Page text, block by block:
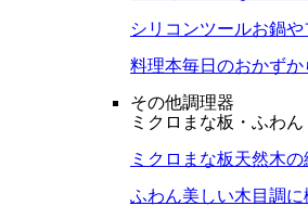
シリコンツールお鍋
料理本毎日のおかず
その他調理器
ミクロまな板・ふわん
ミクロまな板天然木
ふわん美しい木目調